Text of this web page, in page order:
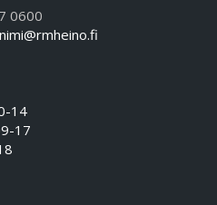
0600
14
17